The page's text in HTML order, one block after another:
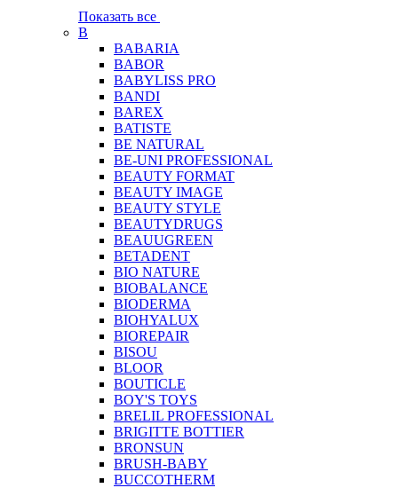
Показать все
B
BABARIA
BABOR
BABYLISS PRO
BANDI
BAREX
BATISTE
BE NATURAL
BE-UNI PROFESSIONAL
BEAUTY FORMAT
BEAUTY IMAGE
BEAUTY STYLE
BEAUTYDRUGS
BEAUUGREEN
BETADENT
BIO NATURE
BIOBALANCE
BIODERMA
BIOHYALUX
BIOREPAIR
BISOU
BLOOR
BOUTICLE
BOY'S TOYS
BRELIL PROFESSIONAL
BRIGITTE BOTTIER
BRONSUN
BRUSH-BABY
BUCCOTHERM